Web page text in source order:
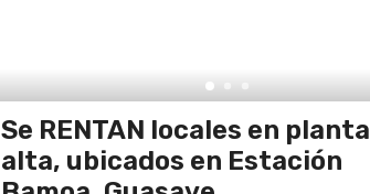
Se RENTAN locales en planta
alta, ubicados en Estación